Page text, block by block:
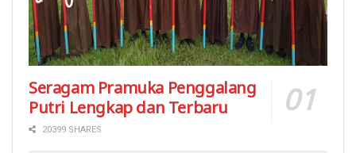
Seragam Pramuka Penggalang
Putri Lengkap dan Terbaru
20399 SHARES